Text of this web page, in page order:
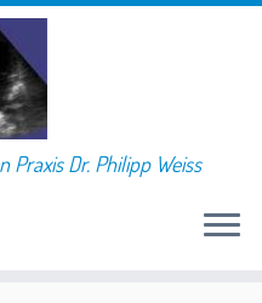
Praxis Dr. Philipp Weiss